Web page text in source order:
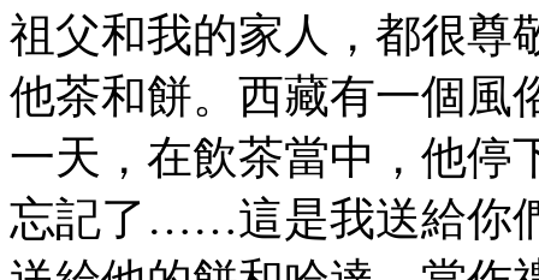
祖父和我的家人，都很尊
他茶和餅。西藏有一個風
一天，在飲茶當中，他停
忘記了……這是我送給你